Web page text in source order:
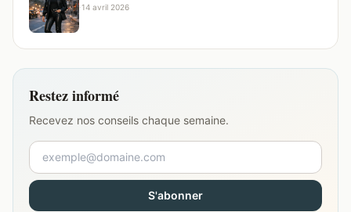
·14 avril 2026
Restez informé
Recevez nos conseils chaque semaine.
S'abonner